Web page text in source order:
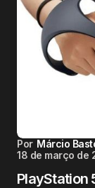
Por Márcio
18 de março de
PlayStation